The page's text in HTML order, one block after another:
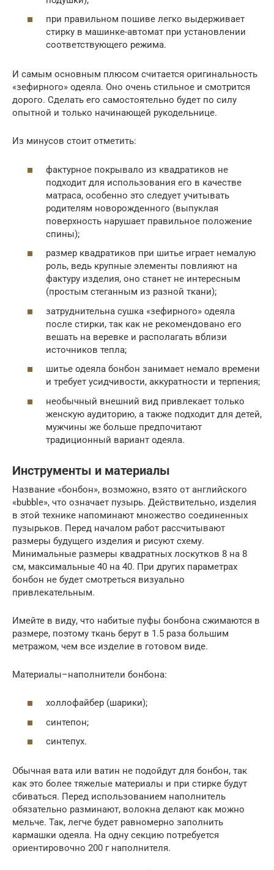
при правильном пошиве легко выдерживает
стирку в машинке-автомат при установлении
соответствующего режима.
И самым основным плюсом считается оригинальность
«зефирного» одеяла. Оно очень стильное и смотрится
дорого. Сделать его самостоятельно будет по силу
опытной и только начинающей рукодельнице.
Из минусов стоит отметить:
фактурное покрывало из квадратиков не
подходит для использования его в качестве
матраса, особенно это следует учитывать
родителям новорожденного (выпуклая
поверхность нарушает правильное положение
спины);
размер квадратиков при шитье играет немалую
роль, ведь крупные элементы повлияют на
фактуру изделия, оно станет не интересным
(простым стеганным из разной ткани);
затруднительна сушка «зефирного» одеяла
после стирки, так как не рекомендовано его
вешать на веревке и располагать вблизи
источников тепла;
шитье одеяла бонбон занимает немало времени
и требует усидчивости, аккуратности и терпения;
необычный внешний вид привлекает только
женскую аудиторию, а также подходит для детей,
мужчины же больше предпочитают
традиционный вариант одеяла.
Инструменты и материалы
Название «бонбон», возможно, взято от английского
«bubble», что означает пузырь. Действительно, изделия
в этой технике напоминают множество соединенных
пузырьков. Перед началом работ рассчитывают
размеры будущего изделия и рисуют схему.
Минимальные размеры квадратных лоскутков 8 на 8
см, максимальные 40 на 40. При других параметрах
бонбон не будет смотреться визуально
привлекательным.
Имейте в виду, что набитые пуфы бонбона сжимаются в
размере, поэтому ткань берут в 1.5 раза большим
метражом, чем все изделие в готовом виде.
Материалы–наполнители бонбона:
холлофайбер (шарики);
синтепон;
синтепух.
Обычная вата или ватин не подойдут для бонбон, так
как это более тяжелые материалы и при стирке будут
сбиваться. Перед использованием наполнитель
обязательно разминают, волокна делают как можно
мельче. Так, легче будет равномерно заполнить
кармашки одеяла. На одну секцию потребуется
ориентировочно 200 г наполнителя.